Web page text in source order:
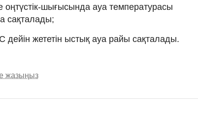
оңтүстік-шығысында ауа температурасы
сақталады;
жететін ыстық ауа райы сақталады.
жазыңыз